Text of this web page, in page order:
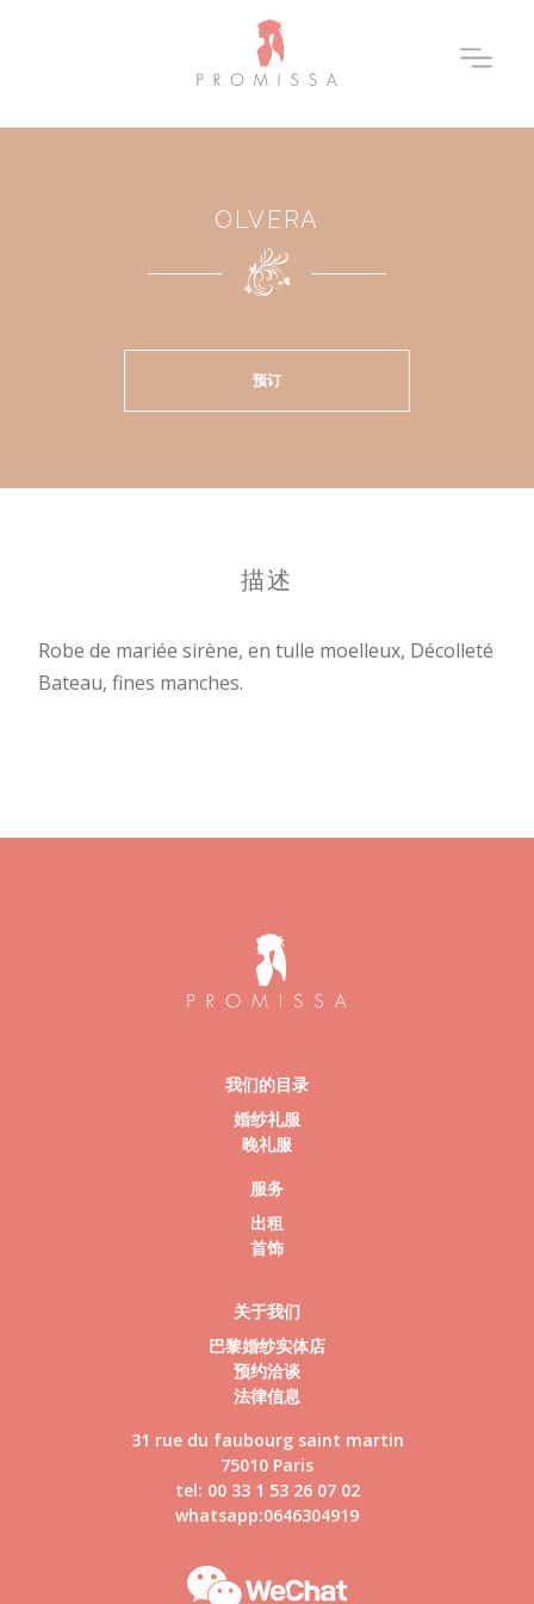
OLVERA
预订
描述
Robe de mariée sirène, en tulle moelleux, Décolleté
Bateau, fines manches.
我们的目录
婚纱礼服
晚礼服
服务
出租
首饰
关于我们
巴黎婚纱实体店
预约洽谈
法律信息
31 rue du faubourg saint martin
75010 Paris
tel: 00 33 1 53 26 07 02
whatsapp:0646304919